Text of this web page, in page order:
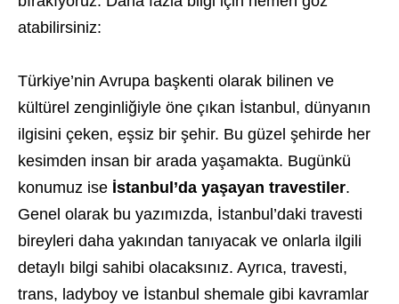
atabilirsiniz:
Türkiye’nin Avrupa başkenti olarak bilinen ve
kültürel zenginliğiyle öne çıkan İstanbul, dünyanın
ilgisini çeken, eşsiz bir şehir. Bu güzel şehirde her
kesimden insan bir arada yaşamakta. Bugünkü
konumuz ise İstanbul’da yaşayan travestiler.
Genel olarak bu yazımızda, İstanbul’daki travesti
bireyleri daha yakından tanıyacak ve onlarla ilgili
detaylı bilgi sahibi olacaksınız. Ayrıca, travesti,
trans, ladyboy ve İstanbul shemale gibi kavramlar